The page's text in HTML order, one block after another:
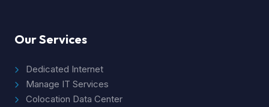
Our Services
Dedicated Internet
Manage IT Services
Colocation Data Center